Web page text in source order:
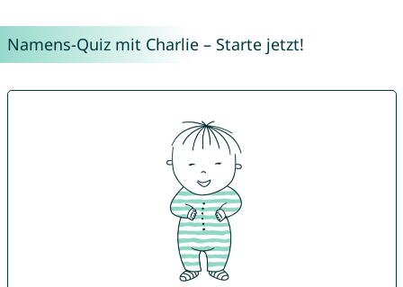
Namens-Quiz mit Charlie – Starte jetzt!